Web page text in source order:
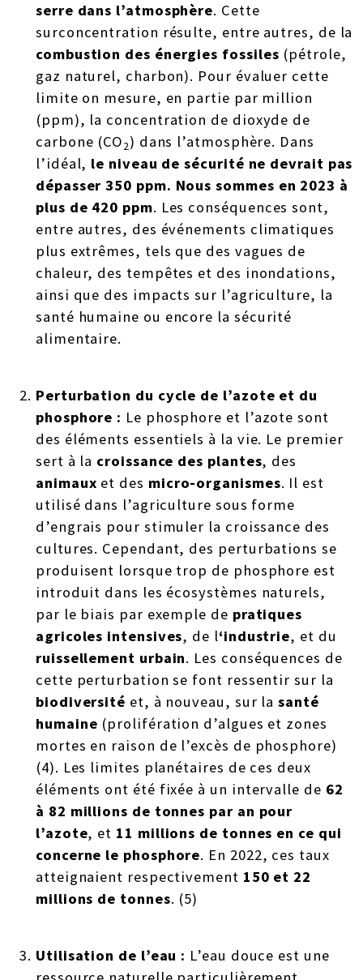
serre dans l’atmosphère. Cette
surconcentration résulte, entre autres, de la
combustion des énergies fossiles (pétrole,
gaz naturel, charbon). Pour évaluer cette
limite on mesure, en partie par million
(ppm), la concentration de dioxyde de
carbone (CO2) dans l’atmosphère. Dans
l’idéal, le niveau de sécurité ne devrait pas
dépasser 350 ppm. Nous sommes en 2023 à
plus de 420 ppm. Les conséquences sont,
entre autres, des événements climatiques
plus extrêmes, tels que des vagues de
chaleur, des tempêtes et des inondations,
ainsi que des impacts sur l’agriculture, la
santé humaine ou encore la sécurité
alimentaire.
Perturbation du cycle de l’azote et du
phosphore : Le phosphore et l’azote sont
des éléments essentiels à la vie. Le premier
sert à la croissance des plantes, des
animaux et des micro-organismes. Il est
utilisé dans l’agriculture sous forme
d’engrais pour stimuler la croissance des
cultures. Cependant, des perturbations se
produisent lorsque trop de phosphore est
introduit dans les écosystèmes naturels,
par le biais par exemple de pratiques
agricoles intensives, de l‘industrie, et du
ruissellement urbain. Les conséquences de
cette perturbation se font ressentir sur la
biodiversité et, à nouveau, sur lasanté
humaine (prolifération d’algues et zones
mortes en raison de l’excès de phosphore)
(4). Les limites planétaires de ces deux
éléments ont été fixée à un intervalle de 62
à 82 millions de tonnes par an pour
l’azote, et 11 millions de tonnes en ce qui
concerne le phosphore. En 2022, ces taux
atteignaient respectivement 150 et 22
millions de tonnes. (5)
Utilisation de l’eau : L’eau douce est une